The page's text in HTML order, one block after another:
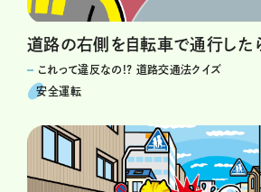
道路の右側を自転車で通行した
これって違反なの!? 道路交通法クイズ
安全運転